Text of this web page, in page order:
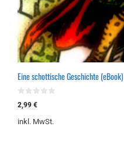
Eine schottische Geschichte (eBook)
0
v
n
2,99 €
inkl. MwSt.